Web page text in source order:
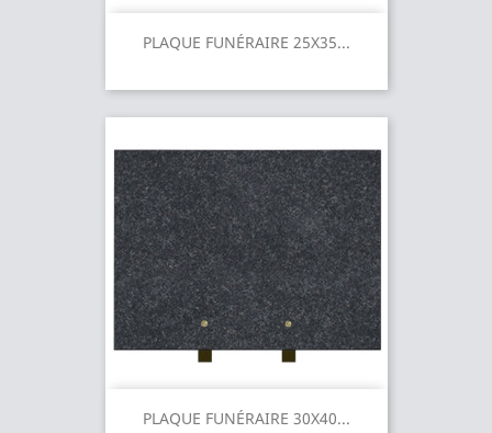
PLAQUE FUNÉRAIRE 25X35...
PLAQUE FUNÉRAIRE 30X40...